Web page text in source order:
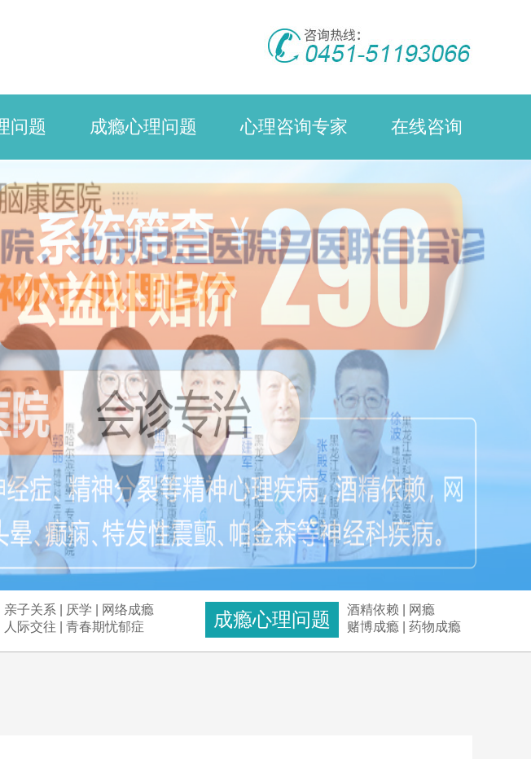
问题 成瘾心理问题 心理咨询专家 在线咨询
亲子关系 厌学
网络成瘾
人际交往
青春期忧郁症 成瘾心理问题 酒精依赖
网瘾
赌博成瘾
药物成瘾